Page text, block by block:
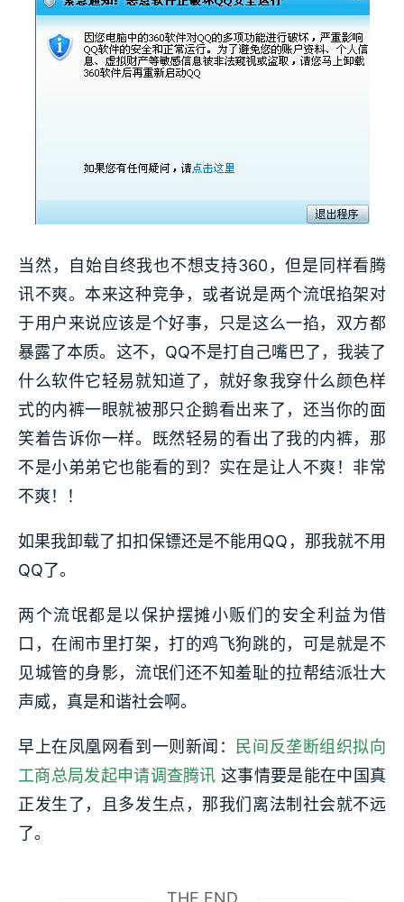
当然，自始自终我也不想支持360，但是同样看腾
讯不爽。本来这种竞争，或者说是两个流氓掐架对
于用户来说应该是个好事，只是这么一掐，双方都
暴露了本质。这不，QQ不是打自己嘴巴了，我装了
什么软件它轻易就知道了，就好象我穿什么颜色样
式的内裤一眼就被那只企鹅看出来了，还当你的面
笑着告诉你一样。既然轻易的看出了我的内裤，那
不是小弟弟它也能看的到？实在是让人不爽！非常
不爽！！
如果我卸载了扣扣保镖还是不能用QQ，那我就不用
QQ了。
两个流氓都是以保护摆摊小贩们的安全利益为借
口，在闹市里打架，打的鸡飞狗跳的，可是就是不
见城管的身影，流氓们还不知羞耻的拉帮结派壮大
声威，真是和谐社会啊。
早上在凤凰网看到一则新闻：
民间反垄断组织拟向
工商总局发起申请调查腾讯 这事情要是能在中国真
正发生了，且多发生点，那我们离法制社会就不远
了。